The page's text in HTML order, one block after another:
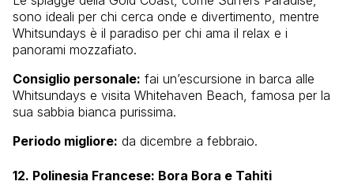
sono ideali per chi cerca onde e divertimento, mentre
Whitsundays è il paradiso per chi ama il relax e i
panorami mozzafiato.
Consiglio personale: fai un’escursione in barca alle
Whitsundays e visita Whitehaven Beach, famosa per la
sua sabbia bianca purissima.
Periodo migliore: da dicembre a febbraio.
12. Polinesia Francese: Bora Bora e Tahiti